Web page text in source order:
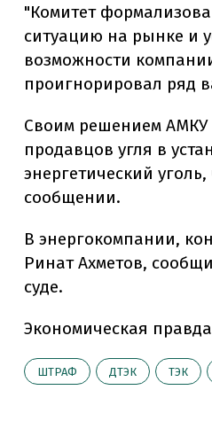
"Комитет
ситуацию на рынке и
возможности
проигнорировал ряд
Своим решением АМКУ
продавцов угля в
энергетический
сообщении.
В энергокомпании,
Ринат Ахметов,
суде.
Экономическая правда
ШТРАФ ДТЭК ТЭК